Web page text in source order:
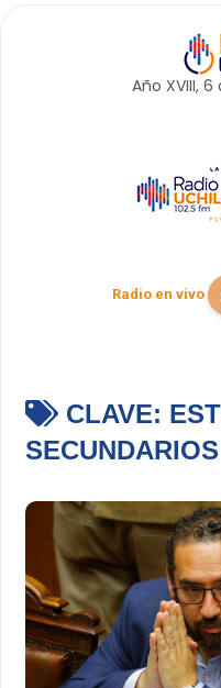
Año XVIII, 6
Radio en vivo
CLAVE:
SECUNDARIOS